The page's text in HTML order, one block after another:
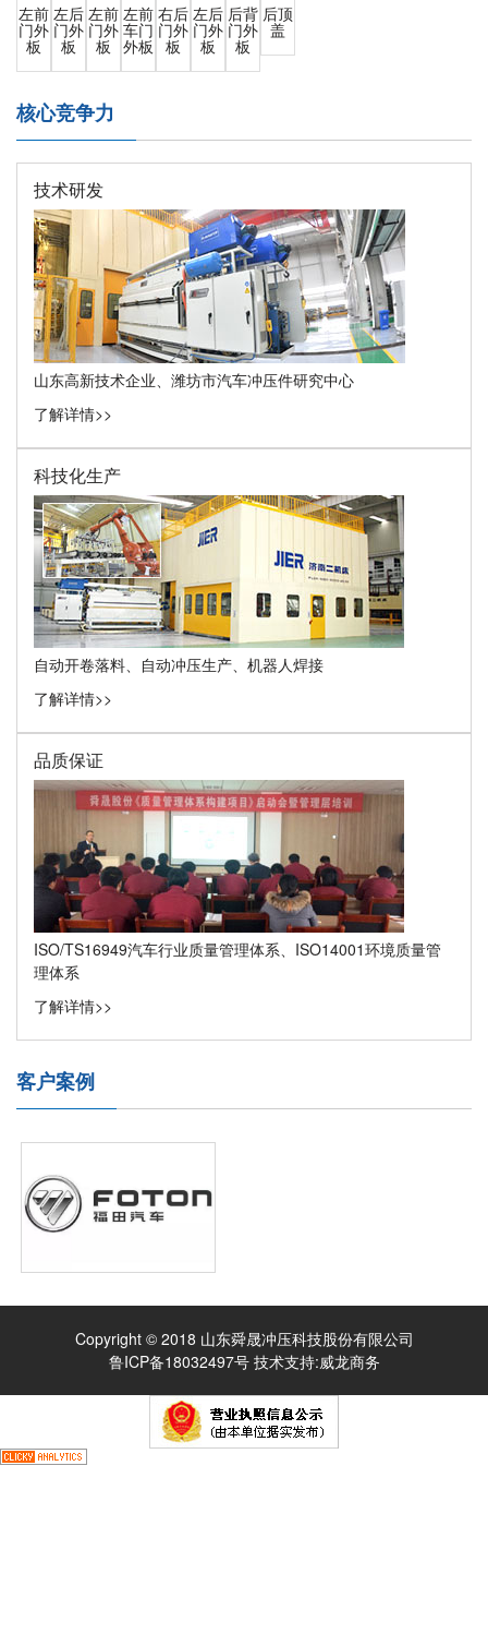
左前
门外
板
左后
门外
板
左前
门外
板
左前
车门
外板
右后
门外
板
左后
门外
板
后背
门外
板
后顶
盖
核心竞争力
技术研发
山东高新技术企业、潍坊市汽车冲压件研究中心
了解详情>>
科技化生产
自动开卷落料、自动冲压生产、机器人焊接
了解详情>>
品质保证
ISO/TS16949汽车行业质量管理体系、ISO14001环境质量管
理体系
了解详情>>
客户案例
Copyright © 2018 山东舜晟冲压科技股份有限公司
鲁ICP备18032497号技术支持:威龙商务